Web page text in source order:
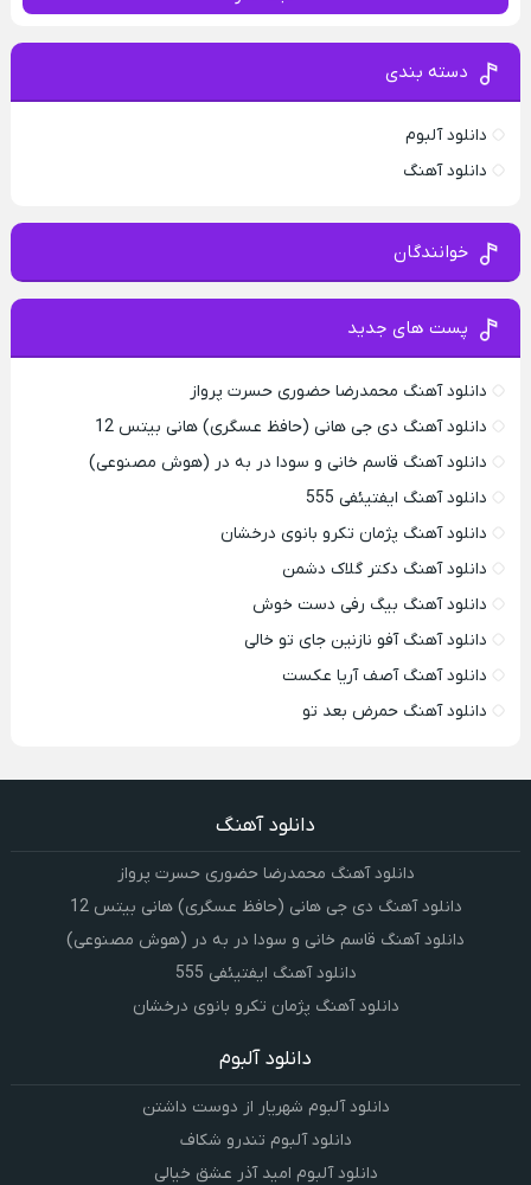
دسته بندی
دانلود آلبوم
دانلود آهنگ
خوانندگان
پست های جدید
دانلود آهنگ محمدرضا حضورى حسرت پرواز
دانلود آهنگ دی جی هانی (حافظ عسگری) هانی بیتس 12
دانلود آهنگ قاسم خانی و سودا در به در (هوش مصنوعی)
دانلود آهنگ ایفتیئفی 555
دانلود آهنگ پژمان تکرو بانوی درخشان
دانلود آهنگ دکتر گلاک دشمن
دانلود آهنگ بیگ رفی دست خوش
دانلود آهنگ آفو نازنین جای تو خالی
دانلود آهنگ آصف آریا عکست
دانلود آهنگ حمرض بعد تو
دانلود آهنگ
دانلود آهنگ محمدرضا حضورى حسرت پرواز
دانلود آهنگ دی جی هانی (حافظ عسگری) هانی بیتس 12
دانلود آهنگ قاسم خانی و سودا در به در (هوش مصنوعی)
دانلود آهنگ ایفتیئفی 555
دانلود آهنگ پژمان تکرو بانوی درخشان
دانلود آلبوم
دانلود آلبوم شهریار از دوست داشتن
دانلود آلبوم تندرو شکاف
دانلود آلبوم امید آذر عشق خیالی